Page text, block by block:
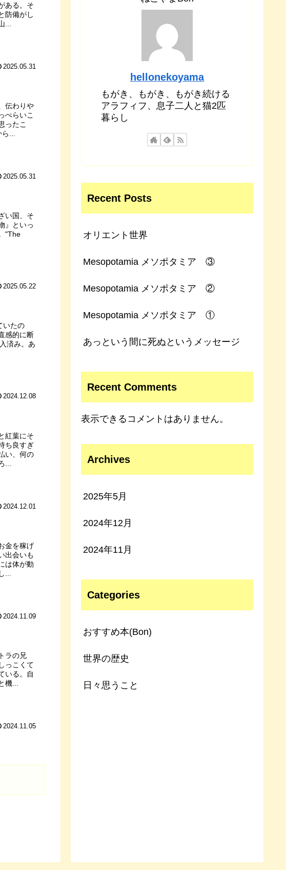
ある。そ
防備がし
...
2025.05.31
伝わりや
ぺらいこ
ったこ
...
2025.05.31
い国、そ
』といっ
"The
2025.05.22
いたの
感的に断
済み。あ
2024.12.08
紅葉にそ
ち良すぎ
い、何の
...
2024.12.01
金を稼げ
出会いも
は体が動
...
2024.11.09
ラの兄
っこくて
いる。自
機...
2024.11.05
hellonekoyama
もがき、もがき、もがき続ける
アラフィフ、息子二人と猫2匹
暮らし
Recent Posts
オリエント世界
Mesopotamia メソポタミア ③
Mesopotamia メソポタミア ②
Mesopotamia メソポタミア ①
あっという間に死ぬというメッセージ
Recent Comments
表示できるコメントはありません。
Archives
2025年5月
2024年12月
2024年11月
Categories
おすすめ本(Bon)
世界の歴史
日々思うこと